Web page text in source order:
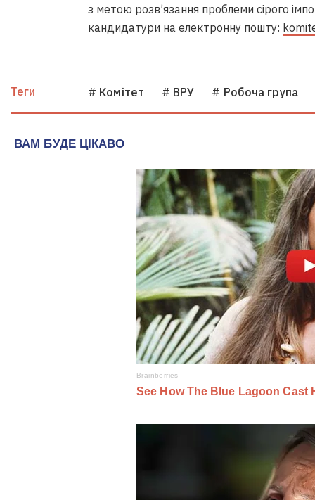
з метою розв’язання проблеми сірого
кандидатури на електронну пошту:
Теги # Комітет # ВРУ # Робоча група